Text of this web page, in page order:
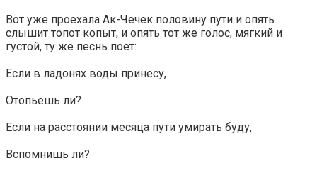
Вот уже проехала Ак-Чечек половину пути и опять
слышит топот копыт, и опять тот же голос, мягкий и
густой, ту же песнь поет:
Если в ладонях воды принесу,
Отопьешь ли?
Если на расстоянии месяца пути умирать буду,
Вспомнишь ли?